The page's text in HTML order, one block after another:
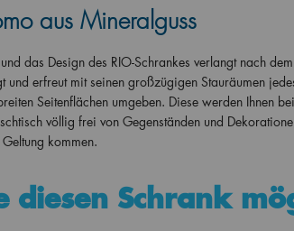
aus Mineralguss
das Design des RIO-Schrankes verlangt nach
und erfreut mit seinen großzügigen Stauräumen
Seitenflächen umgeben. Diese werden Ihnen
völlig frei von Gegenständen und
kommen.
diesen Schrank